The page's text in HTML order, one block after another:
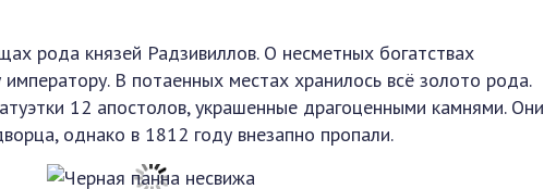
рода князей Радзивиллов. О несметных богатствах
В потаенных местах хранилось всё золото рода.
12 апостолов, украшенные драгоценными камнями. Они
однако в 1812 году внезапно пропали.